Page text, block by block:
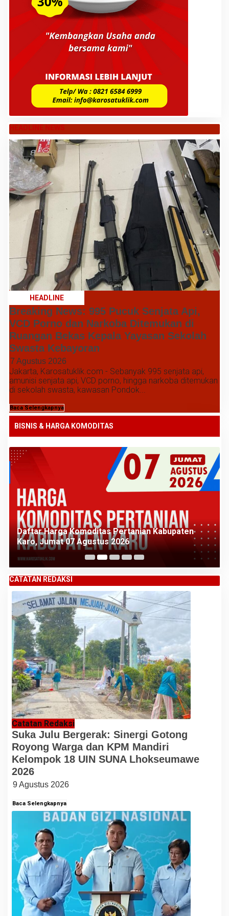
HEADLINE NEWS
HEADLINE
Breaking News: 995 Pucuk Senjata Api,
VCD Porno dan Narkoba Ditemukan di
Ruangan Bekas Kepala Yayasan Sekolah
Swasta Kebayoran
7 Agustus 2026
Jakarta, Karosatuklik.com - Sebanyak 995 senjata api,
amunisi senjata api, VCD porno, hingga narkoba ditemukan
di sekolah swasta, kawasan Pondok...
Baca Selengkapnya
BISNIS & HARGA KOMODITAS
Daftar Harga Komoditas Pertanian Kabupaten
Karo, Jumat 07 Agustus 2026
CATATAN REDAKSI
Catatan Redaksi
Suka Julu Bergerak: Sinergi Gotong
Royong Warga dan KPM Mandiri
Kelompok 18 UIN SUNA Lhokseumawe
2026
9 Agustus 2026
Baca Selengkapnya